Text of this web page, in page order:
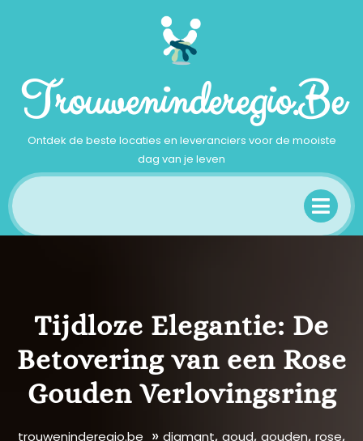
Trouweninderegio.be
Ontdek de beste locaties en leveranciers voor de mooiste
dag van je leven
Tijdloze Elegantie: De
Betovering van een Rose
Gouden Verlovingsring
trouweninderegio.be » diamant, goud, gouden, rose,